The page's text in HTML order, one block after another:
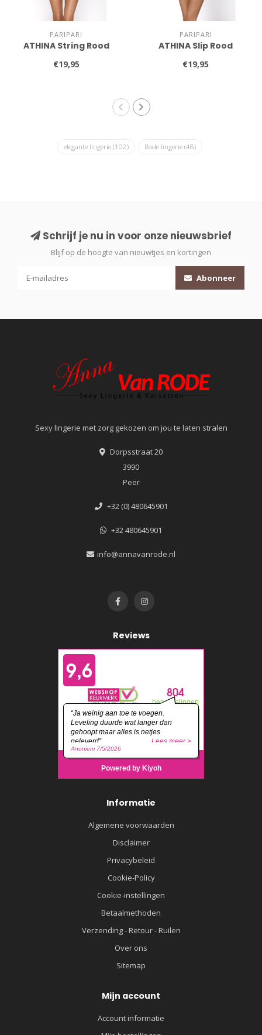
PARIPARI
ATHINA String Rood
€19,95
PARIPARI
ATHINA Slip Rood
€19,95
elegante lingerie (102) Rode lingerie (48)
Schrijf je nu in voor onze nieuwsbrief
Blijf op de hoogte van nieuwtjes en kortingen
Abonneer
Sexy lingerie met zorg gekozen om jou te laten stralen
Dorpsstraat 20
3990
Peer
+32 (0) 480645901
+32 480645901
info@annavanrode.nl
Reviews
Informatie
Algemene voorwaarden
Disclaimer
Privacybeleid
Cookie-Policy
Cookie-instellingen
Betaalmethoden
Verzending - Retour - Ruilen
Over ons
Sitemap
Mijn account
Account informatie